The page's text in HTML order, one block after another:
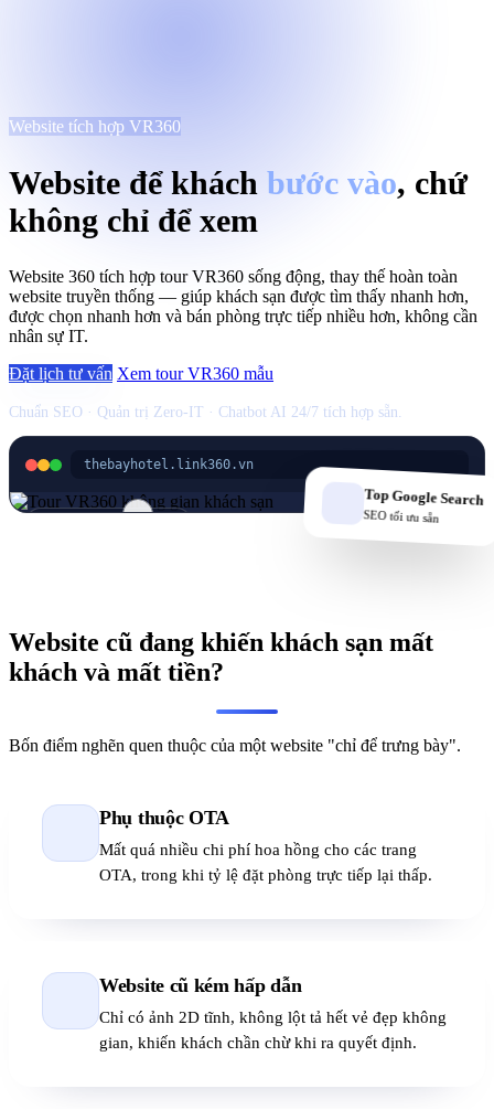
Website tích hợp VR360
Website để khách bước vào, chứ
không chỉ để xem
Website 360 tích hợp tour VR360 sống động, thay thế hoàn toàn
website truyền thống — giúp khách sạn được tìm thấy nhanh hơn,
được chọn nhanh hơn và bán phòng trực tiếp nhiều hơn, không cần
nhân sự IT.
Đặt lịch tư vấn Xem tour VR360 mẫu
Chuẩn SEO · Quản trị Zero-IT · Chatbot AI 24/7 tích hợp sẵn.
thebayhotel.link360.vn
Deluxe Ocean View
Liên hệ 1 chạm
Top Google Search
SEO tối ưu sẵn
Website cũ đang khiến khách sạn mất
khách và mất tiền?
Bốn điểm nghẽn quen thuộc của một website "chỉ để trưng bày".
Phụ thuộc OTA
Mất quá nhiều chi phí hoa hồng cho các trang
OTA, trong khi tỷ lệ đặt phòng trực tiếp lại thấp.
Website cũ kém hấp dẫn
Chỉ có ảnh 2D tĩnh, không lột tả hết vẻ đẹp không
gian, khiến khách chần chừ khi ra quyết định.